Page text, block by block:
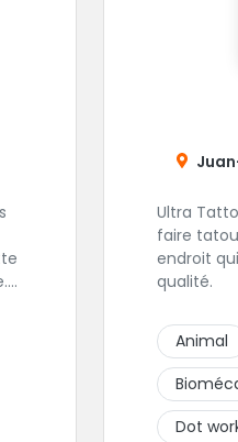
Ultra
faire
endroit
qualité.
Animal
Dot